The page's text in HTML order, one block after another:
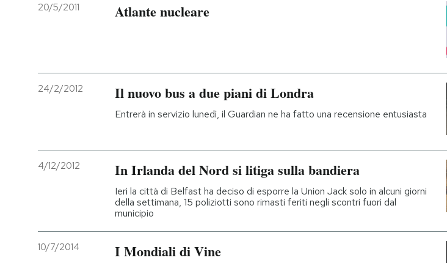
20/5/2011 Atlante nucleare
24/2/2012 Il nuovo bus a due piani di Londra
Entrerà in servizio lunedì, il Guardian ne ha fatto una recensione entusiasta
4/12/2012 In Irlanda del Nord si litiga sulla bandiera
Ieri la città di Belfast ha deciso di esporre la Union Jack solo in alcuni giorni
della settimana, 15 poliziotti sono rimasti feriti negli scontri fuori dal
municipio
10/7/2014 I Mondiali di Vine